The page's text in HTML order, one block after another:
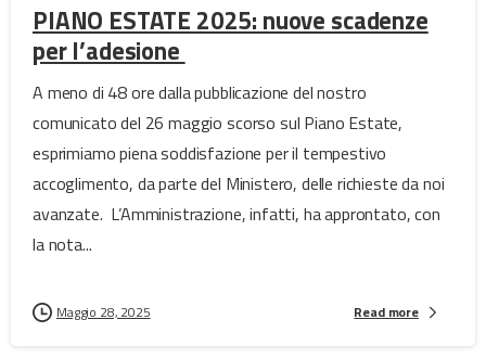
PIANO ESTATE 2025: nuove scadenze
per l’adesione
A meno di 48 ore dalla pubblicazione del nostro
comunicato del 26 maggio scorso sul Piano Estate,
esprimiamo piena soddisfazione per il tempestivo
accoglimento, da parte del Ministero, delle richieste da noi
avanzate. L’Amministrazione, infatti, ha approntato, con
la nota...
Maggio 28, 2025 Read more